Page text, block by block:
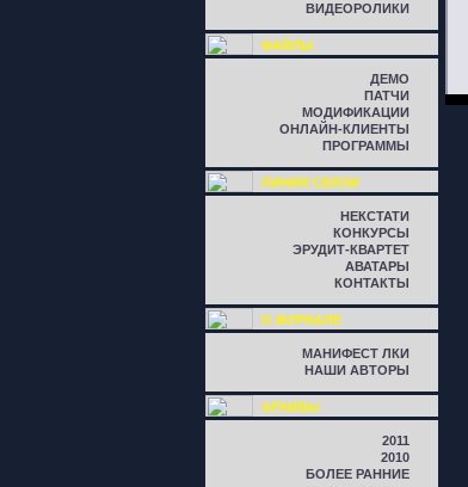
ВИДЕОРОЛИКИ
ФАЙЛЫ
ДЕМО
ПАТЧИ
МОДИФИКАЦИИ
ОНЛАЙН-КЛИЕНТЫ
ПРОГРАММЫ
ЛИНИЯ СВЯЗИ
НЕКСТАТИ
КОНКУРСЫ
ЭРУДИТ-КВАРТЕТ
АВАТАРЫ
КОНТАКТЫ
О ЖУРНАЛЕ
МАНИФЕСТ ЛКИ
НАШИ АВТОРЫ
АРХИВЫ
2011
2010
БОЛЕЕ РАННИЕ